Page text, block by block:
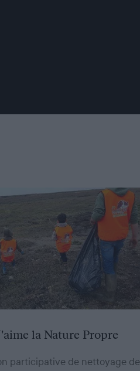
la Nature Propre
participative de nettoyage de